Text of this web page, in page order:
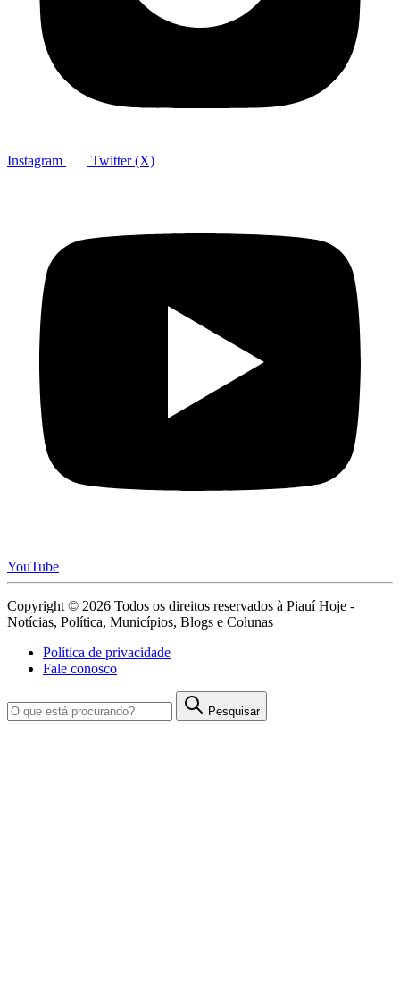
Instagram Twitter (X)
YouTube
Copyright © 2026 Todos os direitos reservados à Piauí Hoje -
Notícias, Política, Municípios, Blogs e Colunas
Política de privacidade
Fale conosco
Pesquisar